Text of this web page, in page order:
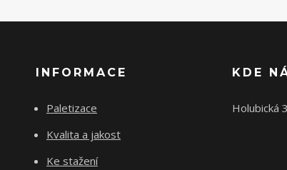
INFORMACE
Paletizace
Kvalita a jakost
Ke stažení
KDE
Holubická